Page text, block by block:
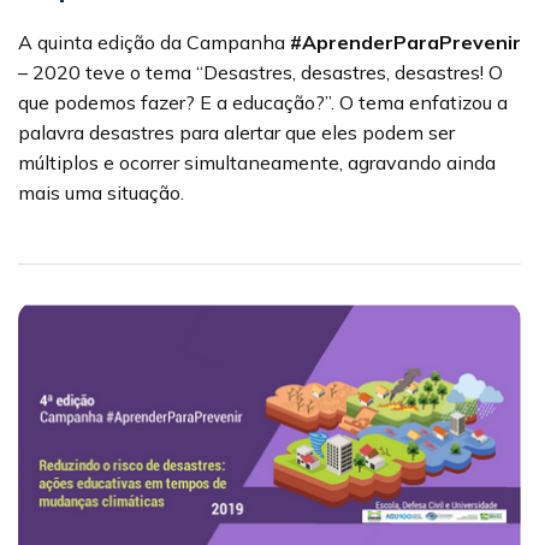
A quinta edição da Campanha #AprenderParaPrevenir
– 2020 teve o tema “Desastres, desastres, desastres! O
que podemos fazer? E a educação?”. O tema enfatizou a
palavra desastres para alertar que eles podem ser
múltiplos e ocorrer simultaneamente, agravando ainda
mais uma situação.